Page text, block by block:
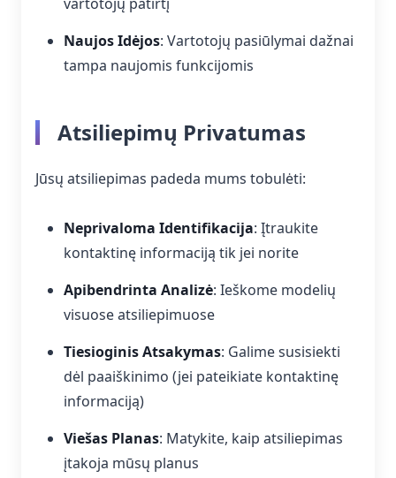
Naujos Idėjos: Vartotojų pasiūlymai dažnai
tampa naujomis funkcijomis
Atsiliepimų Privatumas
Jūsų atsiliepimas padeda mums tobulėti:
Neprivaloma Identifikacija: Įtraukite
kontaktinę informaciją tik jei norite
Apibendrinta Analizė: Ieškome modelių
visuose atsiliepimuose
Tiesioginis Atsakymas: Galime susisiekti
dėl paaiškinimo (jei pateikiate kontaktinę
informaciją)
Viešas Planas: Matykite, kaip atsiliepimas
įtakoja mūsų planus